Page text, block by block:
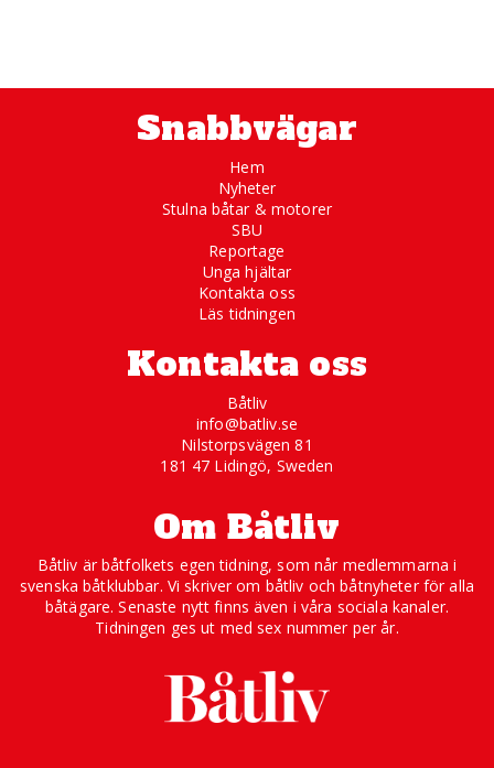
Snabbvägar
Hem
Nyheter
Stulna båtar & motorer
SBU
Reportage
Unga hjältar
Kontakta oss
Läs tidningen
Kontakta oss
Båtliv
info@batliv.se
Nilstorpsvägen 81
181 47 Lidingö, Sweden
Om Båtliv
Båtliv är båtfolkets egen tidning, som når medlemmarna i
svenska båtklubbar. Vi skriver om båtliv och båtnyheter för alla
båtägare. Senaste nytt finns även i våra sociala kanaler.
Tidningen ges ut med sex nummer per år.